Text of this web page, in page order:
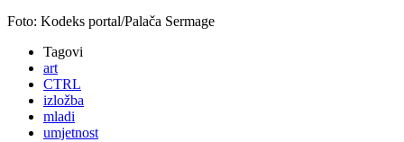
Foto: Kodeks portal/Palača Sermage
Tagovi
art
CTRL
izložba
mladi
umjetnost